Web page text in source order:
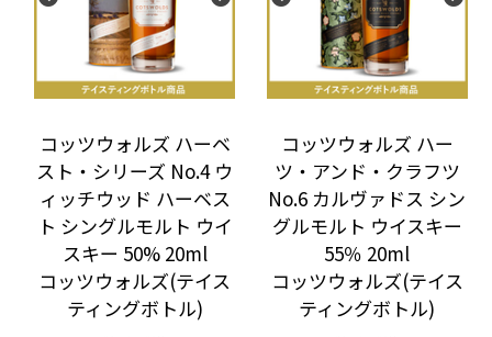
コッツウォルズ ハーベ
スト・シリーズ No.4 ウ
ィッチウッド ハーベス
ト シングルモルト ウイ
スキー 50% 20ml
コッツウォルズ(テイス
ティングボトル)
コッツウォルズ ハー
ツ・アンド・クラフツ
No.6 カルヴァドス シン
グルモルト ウイスキー
55％ 20ml
コッツウォルズ(テイス
ティングボトル)